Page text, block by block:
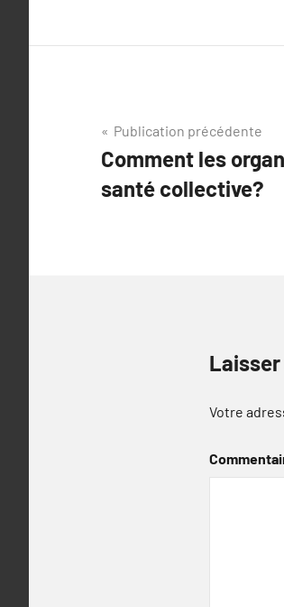
Navigation
de
l’article
Publication précédente
Comment les
santé collective?
Votre